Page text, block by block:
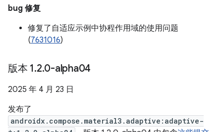
bug 修复
修复了自适应示例中协程作用域的使用问题
(7631016)
版本 1.2.0-alpha04
2025 年 4 月 23 日
发布了
androidx.compose.material3.adaptive:adaptive-